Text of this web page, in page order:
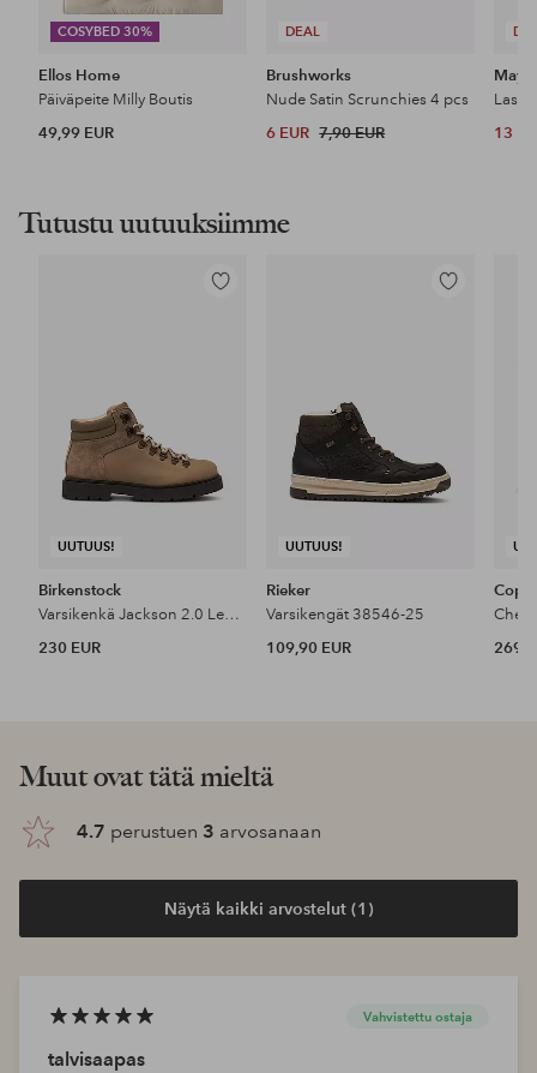
COSYBED 30%
Ellos Home
Päiväpeite Milly Boutis
49,99 EUR
DEAL
Brushworks
Nude Satin Scrunchies 4 pcs
6 EUR 7,90 EUR 13
Tutustu uutuuksiimme
UUTUUS!
Lisää
Birkenstock
Varsikenkä Jackson 2.0 Lenb Taupe
230 EUR
UUTUUS!
Lisää
Rieker
Varsikengät 38546-25
109,90 EUR
269
Muut ovat tätä mieltä
4.7 perustuen 3 arvosanaan
Näytä kaikki arvostelut (1)
Vahvistettu ostaja
talvisaapas